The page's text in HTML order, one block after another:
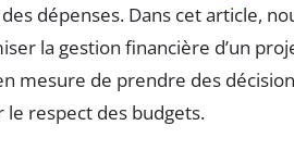
dépenses. Dans cet article,
la gestion financière d’un
mesure de prendre des
le respect des budgets.